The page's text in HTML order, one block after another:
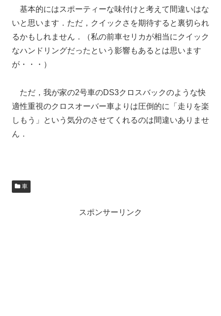
基本的にはスポーティーな味付けと考えて間違いはな
いと思います．ただ，クイックさを期待すると裏切られ
るかもしれません．（私の前車セリカが相当にクイック
なハンドリングだったという影響もあるとは思います
が・・・）
ただ，我が家の2号車のDS3クロスバックのような快
適性重視のクロスオーバー車よりは圧倒的に「走りを楽
しもう」という気分のさせてくれるのは間違いありませ
ん．
車
スポンサーリンク